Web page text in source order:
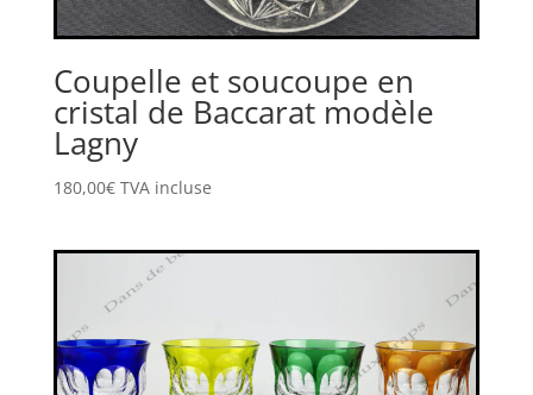
Coupelle et soucoupe en
cristal de Baccarat modèle
Lagny
180,00€ TVA incluse